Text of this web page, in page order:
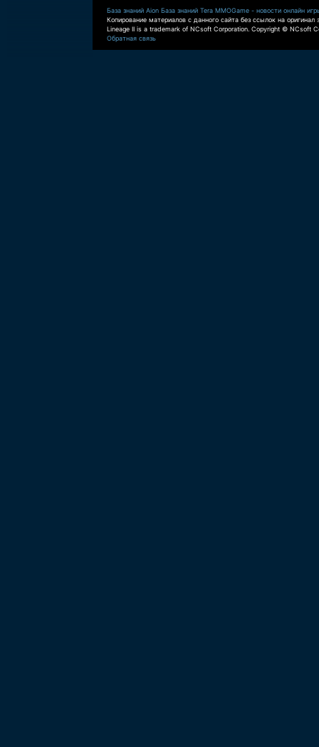
База знаний Aion База знаний Tera MMOGame - новости онлайн
Копирование материалов с данного сайта без ссылок на оригинал
Lineage II is a trademark of NCsoft Corporation. Copyright © NCsoft
Обратная связь